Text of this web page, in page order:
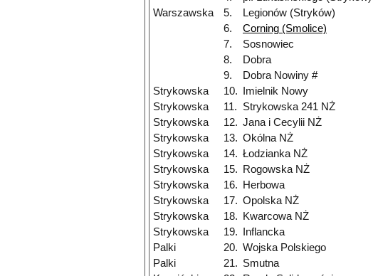
Warszawska
5.
Legionów (Stryków)
6.
Corning (Smolice)
7.
Sosnowiec
8.
Dobra
9.
Dobra Nowiny #
Strykowska
10.
Imielnik Nowy
Strykowska
11.
Strykowska 241 NŻ
Strykowska
12. Jana i Cecylii NŻ
Strykowska
13. Okólna NŻ
Strykowska
14. Łodzianka NŻ
Strykowska
15.
Rogowska NŻ
Strykowska
16.
Herbowa
Strykowska
17. Opolska NŻ
Strykowska
18.
Kwarcowa NŻ
Strykowska
19.
Inflancka
Palki
20. Wojska Polskiego
Palki
21. Smutna